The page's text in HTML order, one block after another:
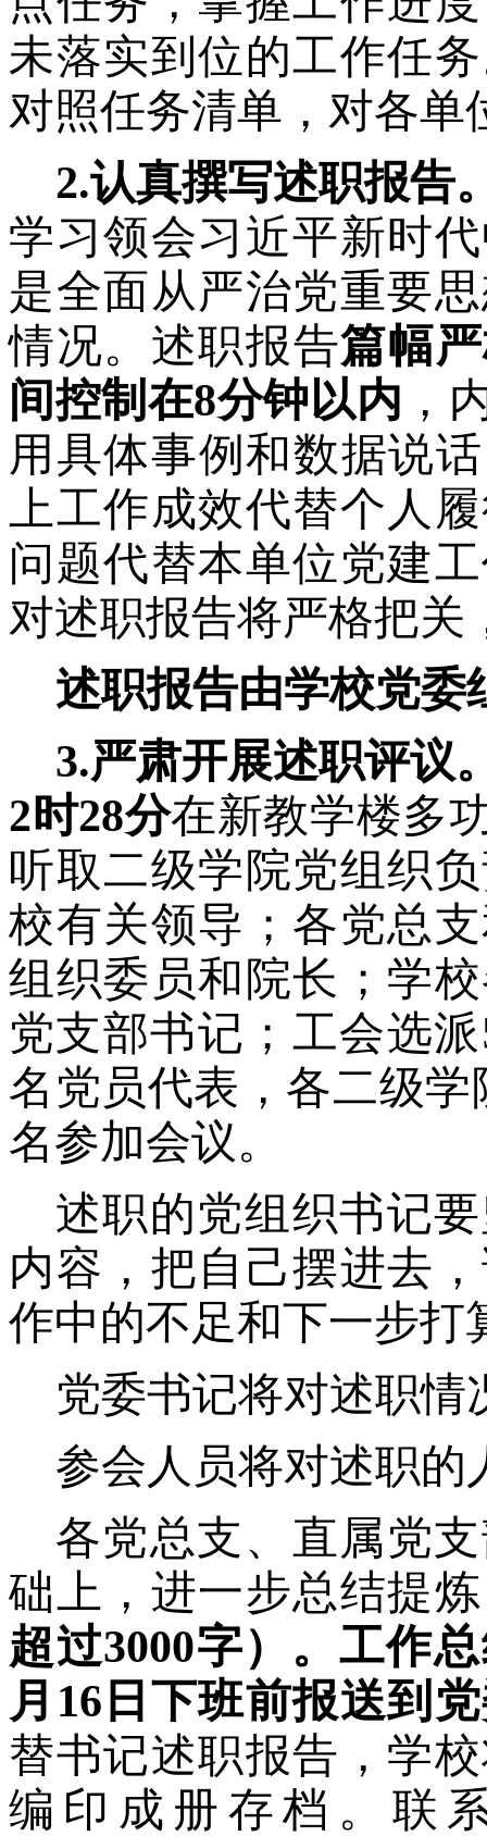
未落实到位的工作任
对照任务清单，对各单
2.认真撰写述职报告
学习领会习近平新时
是全面从严治党重要
情况。述职报告篇幅
间控制在8分钟以内 ，
用具体事例和数据说
上工作成效代替个人
问题代替本单位党建
对述职报告将严格把关
述职报告由学校党委
3.严肃开展述职评议
2时28分在新教学楼多
听取二级学院党组织
校有关领导；各党总
组织委员和院长；学
党支部书记；工会选派
名党员代表，各二级
名参加会议。
述职的党组织书记
内容，把自己摆进去
作中的不足和下一步打
党委书记将对述职情
参会人员将对述职的
各党总支、直属党
础上，进一步总结提
超过3000字）。工作
月16日下班前报送到
替书记述职报告，学
编印成册存档。联